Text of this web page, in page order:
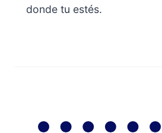
donde tu estés.